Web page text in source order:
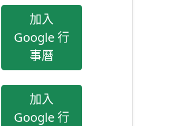
加入
Google 行
事曆
加入
Google 行